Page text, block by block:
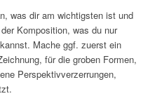
was dir am wichtigsten ist und
Komposition, was du nur
Mache ggf. zuerst ein
für die groben Formen,
Perspektivverzerrungen,